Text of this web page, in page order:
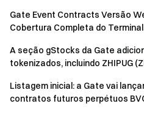
Gate Event Contracts Versão
Cobertura Completa do Terminal
A seção gStocks da Gate
tokenizados, incluindo ZHIPUG
Listagem inicial: a Gate vai
contratos futuros perpétuos